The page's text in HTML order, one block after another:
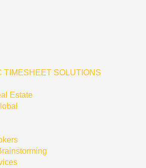
TIMESHEET SOLUTIONS
Estate